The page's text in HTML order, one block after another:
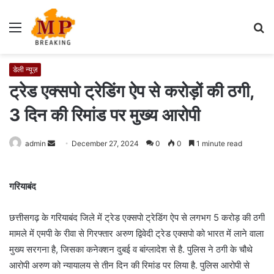
Menu
डेली न्यूज़
ट्रेड एक्सपो ट्रेडिंग ऐप से करोड़ों की ठगी,
3 दिन की रिमांड पर मुख्य आरोपी
admin
n
e
m
a
December 27, 2024 0 0 1 minute read
गरियाबंद
छत्तीसगढ़ के गरियाबंद जिले में ट्रेड एक्सपो ट्रेडिंग ऐप से लगभग 5 करोड़ की ठगी
मामले में एमपी के रीवा से गिरफ्तार अरुण द्विवेदी ट्रेड एक्सपो को भारत में लाने वाला
मुख्य सरगना है, जिसका कनेक्शन दुबई व बांग्लादेश से है. पुलिस ने ठगी के चौथे
आरोपी अरुण को न्यायालय से तीन दिन की रिमांड पर लिया है. पुलिस आरोपी से